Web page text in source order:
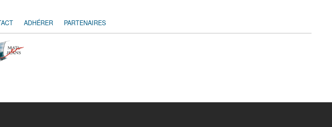
ADHÉRER PARTENAIRES